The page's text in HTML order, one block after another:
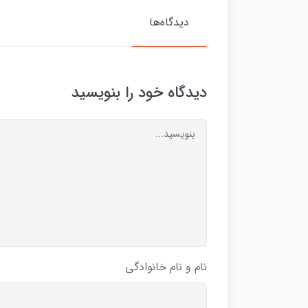
دیدگاه‌ها
دیدگاه خود را بنویسید
نام و نام خانوادگی